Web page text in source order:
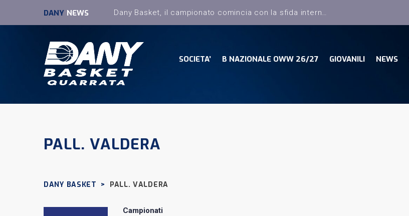
DANY NEWS Dany Basket, il campionato comincia con la sfida interna con la Pielle Livorno
SOCIETA’ B NAZIONALE OWW 26/27 GIOVANILI NEWS
PALL. VALDERA
DANY BASKET > PALL. VALDERA
Campionati